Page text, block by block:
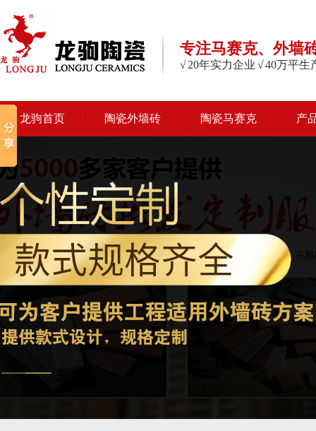
专注马赛克、外墙
√ 20年实力企业 √ 40万平
龙驹首页 陶瓷外墙砖 陶瓷马赛克 产